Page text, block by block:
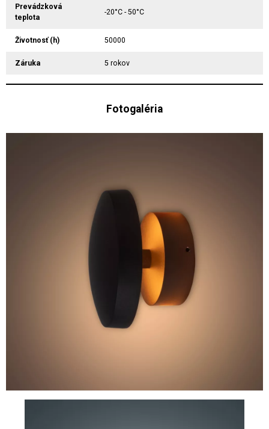
Prevádzková
teplota
-20°C - 50°C
Životnosť (h) 50000
Záruka 5 rokov
Fotogaléria